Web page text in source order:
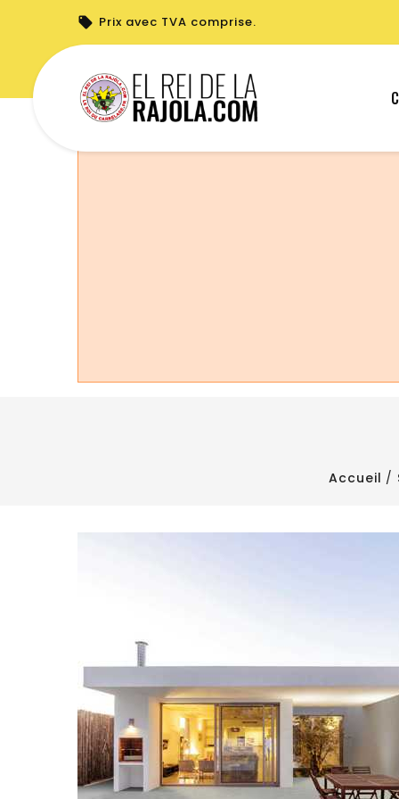
Prix avec TVA comprise.
Vous ne pouvez pas créer de nouvelle
Accueil